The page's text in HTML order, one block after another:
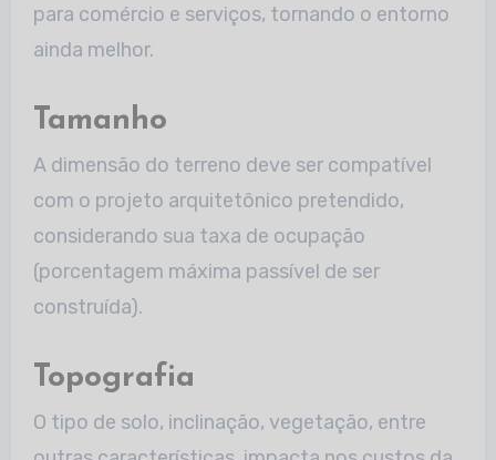
para comércio e serviços, tornando o entorno
ainda melhor.
Tamanho
A dimensão do terreno deve ser compatível
com o projeto arquitetônico pretendido,
considerando sua taxa de ocupação
(porcentagem máxima passível de ser
construída).
Topografia
O tipo de solo, inclinação, vegetação, entre